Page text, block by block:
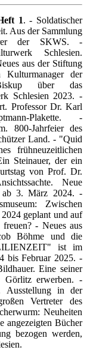
1. - Soldatischer
Aus der Sammlung
der SKWS. -
Schlesien.
aus der Stiftung
der
über das
Schlesien 2023. -
Professor Dr. Karl
Plakette. -
800-Jahrfeier des
Land. - "Quid
frühneuzeitlichen
Steinauer, der ein
von Prof. Dr.
Neue
ab 3. März 2024. -
Zwischen
geplant und auf
- Neues aus
Böhme und die
ist im
bis Februar 2025. -
Eine seiner
Görlitz erwerben. -
Ausstellung in der
Vertreter des
Neuheiten
angezeigten Bücher
bezogen werden,